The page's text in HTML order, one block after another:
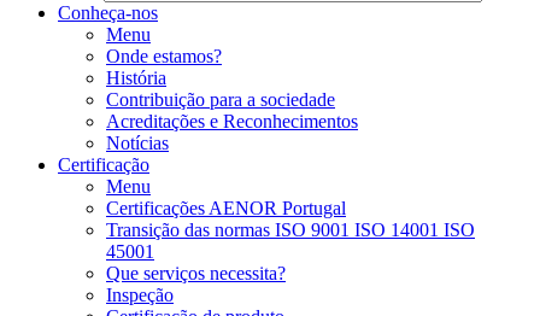
Conheça-nos
Menu
Onde estamos?
História
Contribuição para a sociedade
Acreditações e Reconhecimentos
Notícias
Certificação
Menu
Certificações AENOR Portugal
Transição das normas ISO 9001 ISO 14001 ISO
45001
Que serviços necessita?
Inspeção